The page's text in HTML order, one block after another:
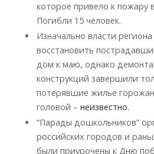
которое привело к пожару
Погибли 15 человек.
Изначально власти
восстановить
дом к маю, однако
конструкций завершили
потерявшие жилье
головой – неизвестно.
“Парады дошкольников”
российских городов и
были приурочены к Дню